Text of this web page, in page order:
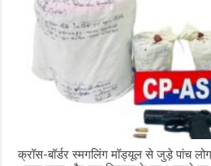
क्रॉस-बॉर्डर स्मगलिंग मॉड्यूल से जुड़े पांच